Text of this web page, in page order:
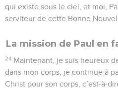
qui existe sous le ciel, et moi,
serviteur de cette Bonne
La mission de Paul en
24 Maintenant, je suis heureux
dans mon corps, je continue à
Christ pour son corps, c’est-à-